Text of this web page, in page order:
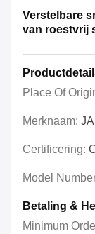
Verstelbare
van roestvrij
Place Of
Merknaam:
Certificering:
Model
Betaling &
Minimum